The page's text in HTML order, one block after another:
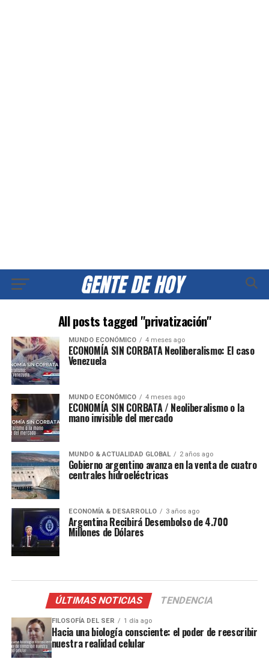
All posts tagged "privatización"
MUNDO ECONÓMICO 4 meses ago
ECONOMÍA SIN CORBATA Neoliberalismo: El caso
Venezuela
MUNDO ECONÓMICO 4 meses ago
ECONOMÍA SIN CORBATA / Neoliberalismo o la
mano invisible del mercado
MUNDO & ACTUALIDAD GLOBAL 2 años ago
Gobierno argentino avanza en la venta de cuatro
centrales hidroeléctricas
ECONOMÍA & DESARROLLO 3 años ago
Argentina Recibirá Desembolso de 4.700
Millones de Dólares
ÚLTIMAS NOTICIAS TENDENCIA
FILOSOFÍA DEL SER 1 día ago
Hacia una biología consciente: el poder de reescribir
nuestra realidad celular